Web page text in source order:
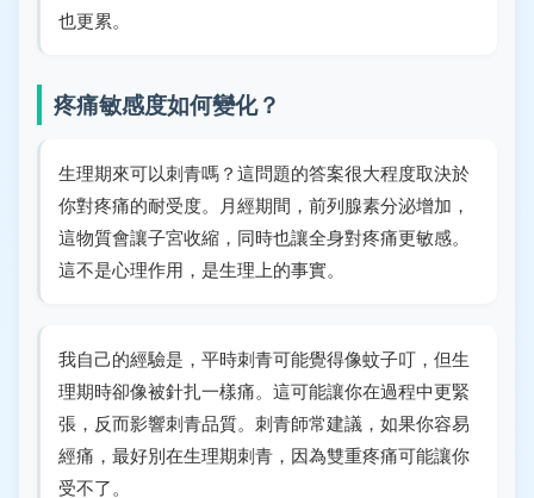
也更累。
疼痛敏感度如何變化？
生理期來可以刺青嗎？這問題的答案很大程度取決於
你對疼痛的耐受度。月經期間，前列腺素分泌增加，
這物質會讓子宮收縮，同時也讓全身對疼痛更敏感。
這不是心理作用，是生理上的事實。
我自己的經驗是，平時刺青可能覺得像蚊子叮，但生
理期時卻像被針扎一樣痛。這可能讓你在過程中更緊
張，反而影響刺青品質。刺青師常建議，如果你容易
經痛，最好別在生理期刺青，因為雙重疼痛可能讓你
受不了。